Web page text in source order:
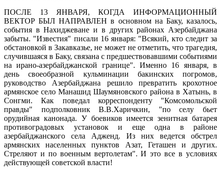
ПОСЛЕ 13 ЯНВАРЯ, КОГДА ИНФОРМАЦИОННЫЙ
ВЕКТОР БЫЛ НАПРАВЛЕН в основном на Баку, казалось,
события в Нахиджеване и в других районах Азербайджана
забыты. "Известия" писали 16 января: "Всякий, кто следит за
обстановкой в Закавказье, не может не отметить, что трагедия,
случившаяся в Баку, связана с предшествовавшими событиями
на ирано-азербайджанской границе". Именно 16 января, в
день своеобразной кульминации бакинских погромов,
руководство Азербайджана решило превратить крохотное
армянское село Манашид Шаумяновского района в Хатынь, в
Сонгми. Как поведал корреспонденту "Комсомольской
правды" подполковник В.В.Харичкин, "по селу бьет
орудийная канонада. У боевиков имеется зенитная батарея
противоградовых установок и еще одна в районе
азербайджанского села Адженд. Из них ведется обстрел
армянских населенных пунктов Азат, Геташен и других.
Стреляют и по военным вертолетам". И это все в условиях
действующей советской власти!